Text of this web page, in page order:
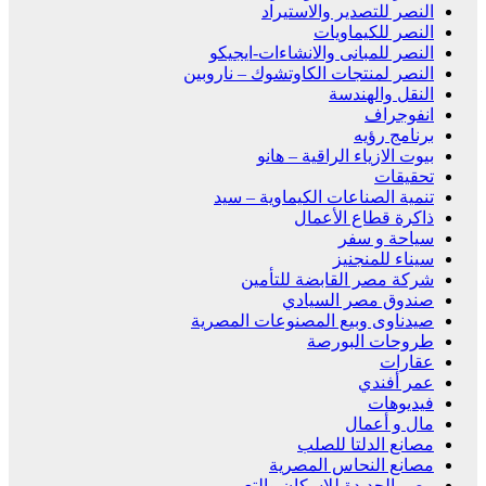
النصر للتصدير والاستيراد
النصر للكيماويات
النصر للمبانى والانشاءات-ايجيكو
النصر لمنتجات الكاوتشوك – ناروبين
النقل والهندسة
انفوجراف
برنامج رؤيه
بيوت الازياء الراقية – هانو
تحقيقات
تنمية الصناعات الكيماوية – سيد
ذاكرة قطاع الأعمال
سياحة و سفر
سيناء للمنجنيز
شركة مصر القابضة للتأمين
صندوق مصر السيادي
صيدناوى وبيع المصنوعات المصرية
طروحات البورصة
عقارات
عمر أفندي
فيديوهات
مال و أعمال
مصانع الدلتا للصلب
مصانع النحاس المصرية